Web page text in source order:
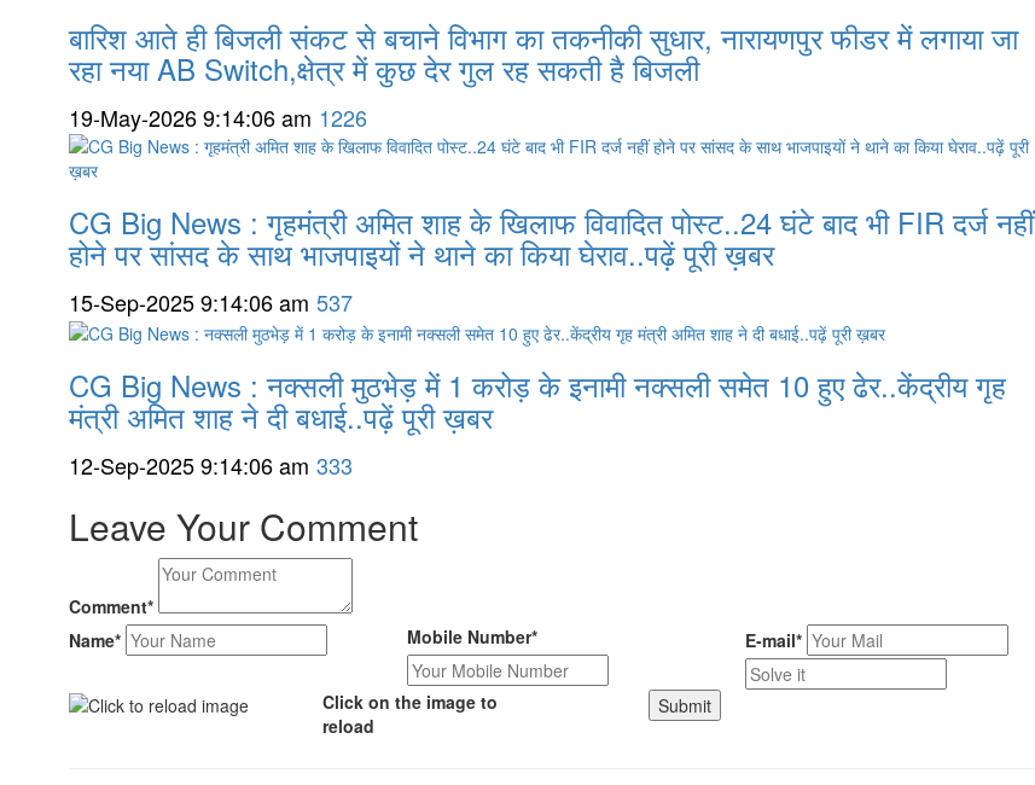
बारिश आते ही बिजली संकट से बचाने विभाग का तकनीकी सुधार, नारायणपुर फीडर में लगाया जा
रहा नया AB Switch,क्षेत्र में कुछ देर गुल रह सकती है बिजली
19-May-2026 9:14:06 am 1226
CG Big News : गृहमंत्री अमित शाह के खिलाफ विवादित पोस्ट..24 घंटे बाद भी FIR दर्ज नहीं
होने पर सांसद के साथ भाजपाइयों ने थाने का किया घेराव..पढ़ें पूरी ख़बर
15-Sep-2025 9:14:06 am 537
CG Big News : नक्सली मुठभेड़ में 1 करोड़ के इनामी नक्सली समेत 10 हुए ढेर..केंद्रीय गृह
मंत्री अमित शाह ने दी बधाई..पढ़ें पूरी ख़बर
12-Sep-2025 9:14:06 am 333
Leave Your Comment
Comment*
Name*
Mobile Number* E-mail*
Click on the image to
reload
Submit